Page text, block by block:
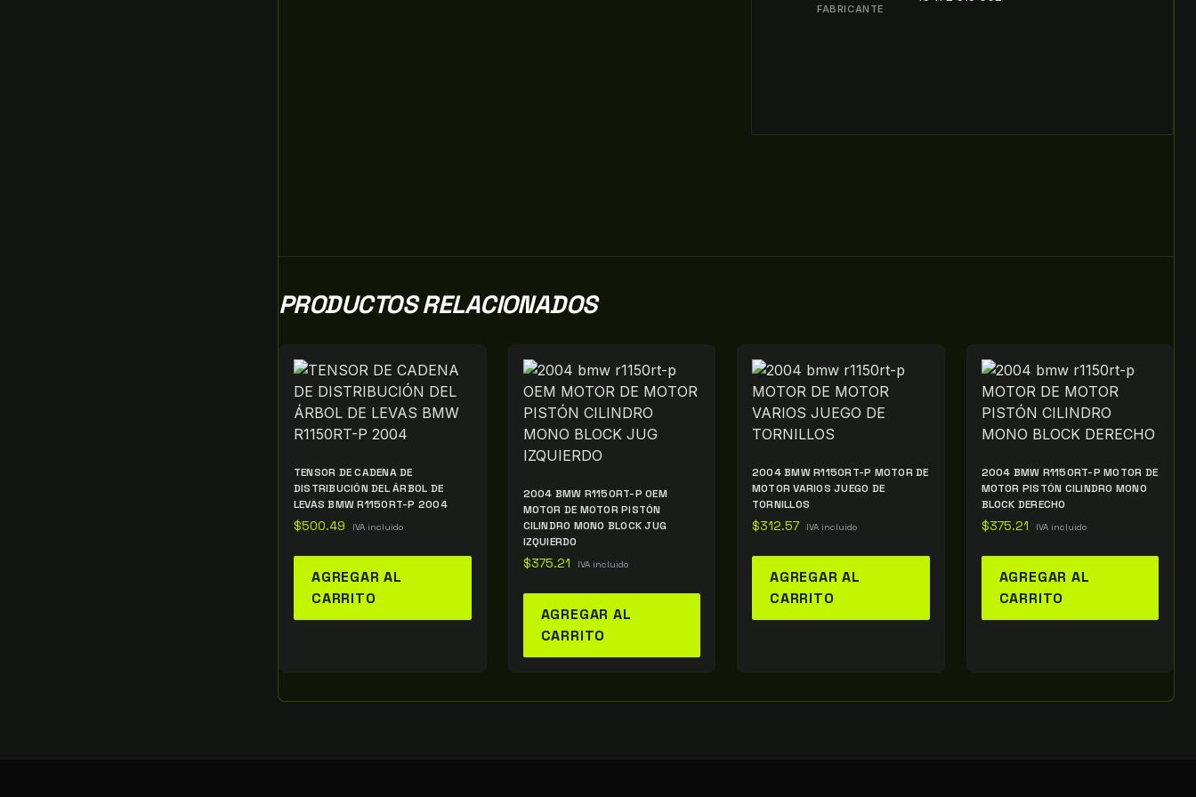
FABRICANTE
PRODUCTOS RELACIONADOS
TENSOR DE CADENA DE
DISTRIBUCIÓN DEL ÁRBOL DE
LEVAS BMW R1150RT-P 2004
$500.49 IVA incluido
AGREGAR AL
CARRITO
2004 BMW R1150RT-P OEM
MOTOR DE MOTOR PISTÓN
CILINDRO MONO BLOCK JUG
IZQUIERDO
$375.21 IVA incluido
AGREGAR AL
CARRITO
2004 BMW R1150RT-P MOTOR DE
MOTOR VARIOS JUEGO DE
TORNILLOS
$312.57 IVA incluido
AGREGAR AL
CARRITO
2004 BMW R1150RT-P MOTOR DE
MOTOR PISTÓN CILINDRO MONO
BLOCK DERECHO
$375.21 IVA incluido
AGREGAR AL
CARRITO